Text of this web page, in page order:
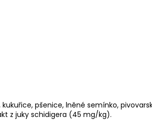
pšenice, lněné semínko,
z juky schidigera (45 mg/kg).